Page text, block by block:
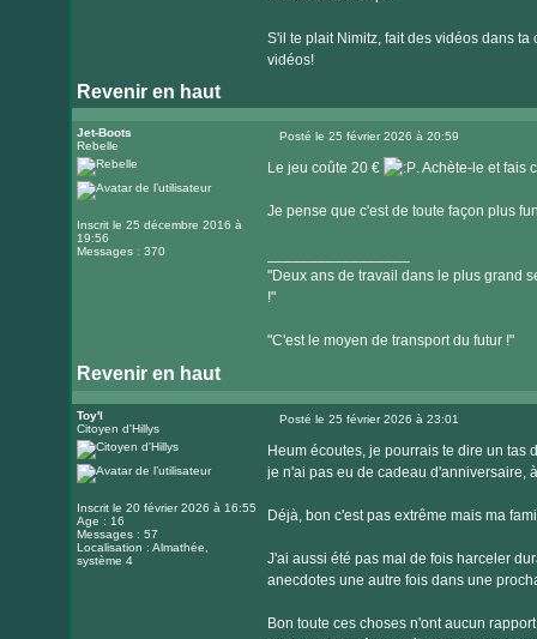
S'il te plait Nimitz, fait des vidéos dans
vidéos!
Revenir en haut
Jet-Boots
Rebelle
Inscrit le 25 décembre 2016 à
19:56
Messages : 370
Posté le 25 février 2026 à 20:59
Le jeu coûte 20 € . Achète-le et fais
Je pense que c'est de toute façon plus
"Deux ans de travail dans le plus grand
!"
"C'est le moyen de transport du futur !"
Revenir en haut
Toy'l
Citoyen d'Hillys
Inscrit le 20 février 2026 à 16:55
Age : 16
Messages : 57
Localisation : Almathée,
système 4
Posté le 25 février 2026 à 23:01
Heum écoutes, je pourrais te dire un tas
je n'ai pas eu de cadeau d'anniversaire,
Déjà, bon c'est pas extrême mais ma
J'ai aussi été pas mal de fois harceler
anecdotes une autre fois dans une
Bon toute ces choses n'ont aucun